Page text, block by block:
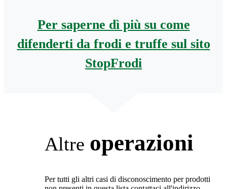
Per saperne dì più su come
difenderti da frodi e truffe sul sito
StopFrodi
Altre operazioni
Per tutti gli altri casi di disconoscimento per prodotti